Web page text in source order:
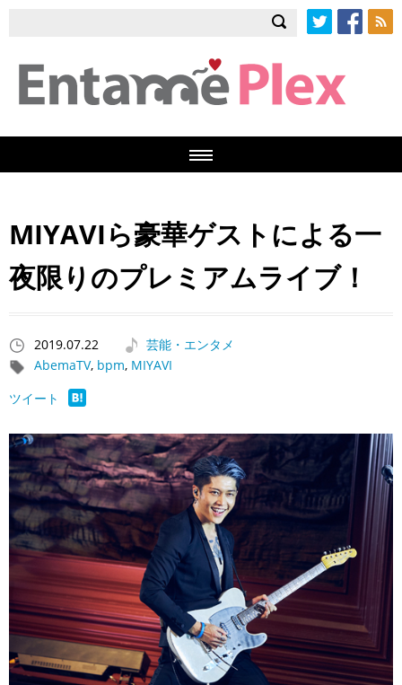
MIYAVIら豪華ゲストによる一
夜限りのプレミアムライブ！
2019.07.22
芸能・エンタメ
AbemaTV, bpm, MIYAVI
ツイート